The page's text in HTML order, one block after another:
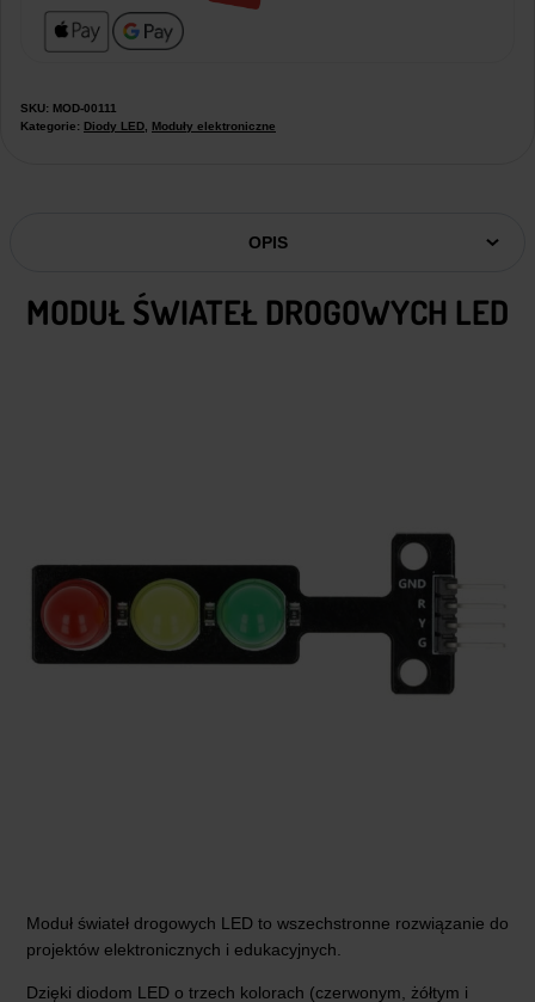
SKU: MOD-00111
Kategorie: Diody LED Moduły elektroniczne
OPIS
MODUŁ ŚWIATEŁ DROGOWYCH LED
Moduł świateł drogowych LED to wszechstronne rozwiązanie do
projektów elektronicznych i edukacyjnych.
Dzięki diodom LED o trzech kolorach (czerwonym, żółtym i